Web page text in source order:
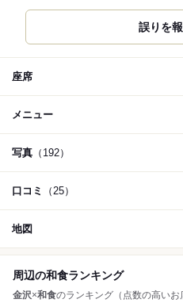
誤りを
座席
メニュー
写真 （192）
口コミ （25）
地図
周辺の和食ランキング
金沢×和食のランキング（点数の高いお